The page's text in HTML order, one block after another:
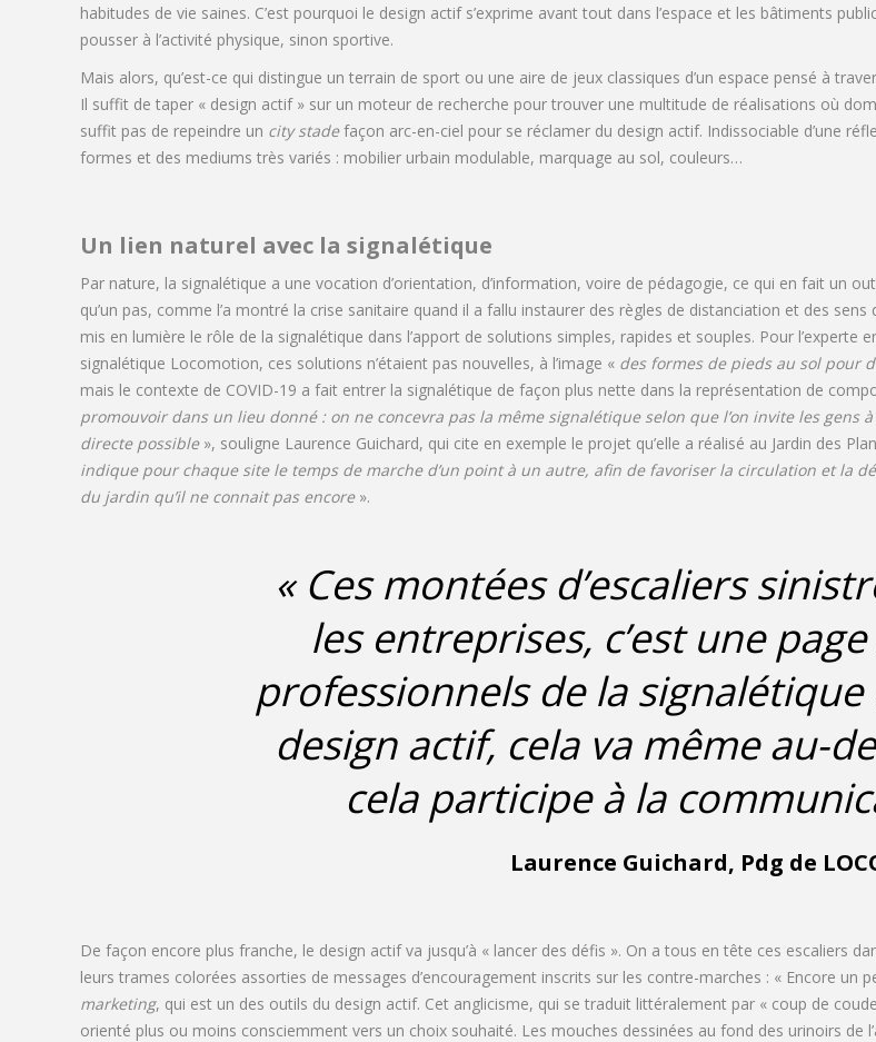
habitudes de vie saines. C’est pourquoi le design actif s’exprime avant tout dans l’espace et les bâtiments
pousser à l’activité physique, sinon sportive.
Mais alors, qu’est-ce qui distingue un terrain de sport ou une aire de jeux classiques d’un espace pensé à
Il suffit de taper « design actif » sur un moteur de recherche pour trouver une multitude de réalisations où
suffit pas de repeindre un city stadefaçon arc-en-ciel pour se réclamer du design actif. Indissociable d’une
formes et des mediums très variés : mobilier urbain modulable, marquage au sol, couleurs…
Un lien naturel avec la signalétique
Par nature, la signalétique a une vocation d’orientation, d’information, voire de pédagogie, ce qui en fait un
qu’un pas, comme l’a montré la crise sanitaire quand il a fallu instaurer des règles de distanciation et des
mis en lumière le rôle de la signalétique dans l’apport de solutions simples, rapides et souples. Pour l’experte
signalétique Locomotion, ces solutions n’étaient pas nouvelles, à l’image « des formes de pieds au sol pour
mais le contexte de COVID-19 a fait entrer la signalétique de façon plus nette dans la représentation de
promouvoir dans un lieu donné : on ne concevra pas la même signalétique selon que l’on invite les
directe possible», souligne Laurence Guichard, qui cite en exemple le projet qu’elle a réalisé au Jardin des
indique pour chaque site le temps de marche d’un point à un autre, afin de favoriser la circulation et la
du jardin qu’il ne connait pas encore ».
« Ces montées d’escaliers
les entreprises, c’est une
professionnels de la signalétique
design actif, cela va même au-
cela participe à la
Laurence Guichard, Pdg de
De façon encore plus franche, le design actif va jusqu’à « lancer des défis ». On a tous en tête ces escaliers
leurs trames colorées assorties de messages d’encouragement inscrits sur les contre-marches : « Encore un
marketing, qui est un des outils du design actif. Cet anglicisme, qui se traduit littéralement par « coup de
orienté plus ou moins consciemment vers un choix souhaité. Les mouches dessinées au fond des urinoirs de